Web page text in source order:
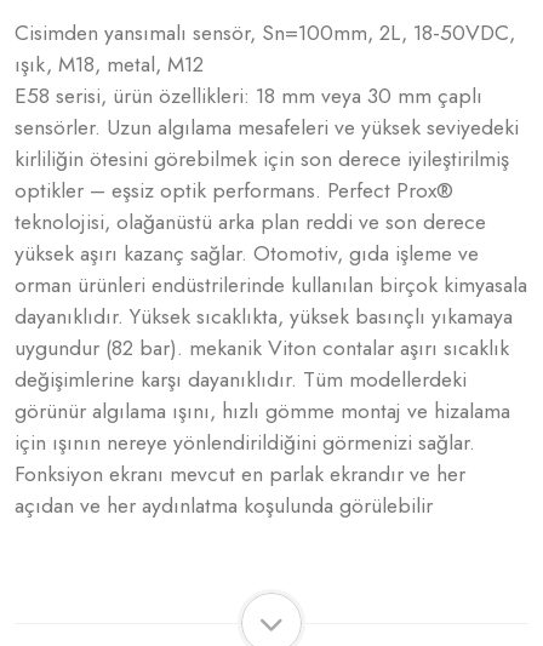
Cisimden yansımalı sensör, Sn=100mm, 2L, 18-50VDC,
ışık, M18, metal, M12
E58 serisi, ürün özellikleri: 18 mm veya 30 mm çaplı
sensörler. Uzun algılama mesafeleri ve yüksek seviyedeki
kirliliğin ötesini görebilmek için son derece iyileştirilmiş
optikler – eşsiz optik performans. Perfect Prox®
teknolojisi, olağanüstü arka plan reddi ve son derece
yüksek aşırı kazanç sağlar. Otomotiv, gıda işleme ve
orman ürünleri endüstrilerinde kullanılan birçok kimyasala
dayanıklıdır. Yüksek sıcaklıkta, yüksek basınçlı yıkamaya
uygundur (82 bar). mekanik Viton contalar aşırı sıcaklık
değişimlerine karşı dayanıklıdır. Tüm modellerdeki
görünür algılama ışını, hızlı gömme montaj ve hizalama
için ışının nereye yönlendirildiğini görmenizi sağlar.
Fonksiyon ekranı mevcut en parlak ekrandır ve her
açıdan ve her aydınlatma koşulunda görülebilir